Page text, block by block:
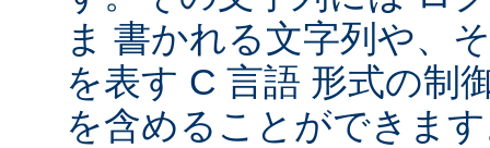
ま 書かれる文字列や、
を表す C 言語 形式の制
を含めることができま